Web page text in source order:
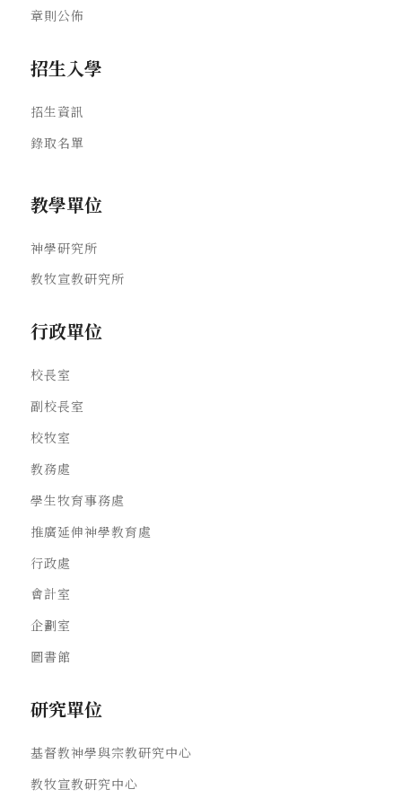
章則公佈
招生入學
招生資訊
錄取名單
教學單位
神學研究所
教牧宣教研究所
行政單位
校長室
副校長室
校牧室
教務處
學生牧育事務處
推廣延伸神學教育處
行政處
會計室
企劃室
圖書館
研究單位
基督教神學與宗教研究中心
教牧宣教研究中心